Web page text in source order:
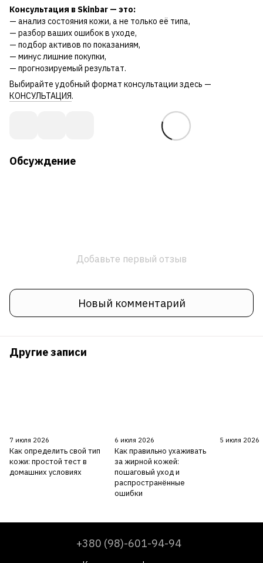
Консультация в Skinbar — это:
— анализ состояния кожи, а не только её типа,
— разбор ваших ошибок в уходе,
— подбор активов по показаниям,
— минус лишние покупки,
— прогнозируемый результат.
Выбирайте удобный формат консультации здесь —
КОНСУЛЬТАЦИЯ.
Обсуждение
Добавьте первый отзыв
Новый комментарий
Другие записи
7 июля 2026
Как определить свой тип
кожи: простой тест в
домашних условиях
6 июля 2026
Как правильно ухаживать
за жирной кожей:
пошаговый уход и
распространённые
ошибки
5 июля 2026
+380 (98)-601-94-94